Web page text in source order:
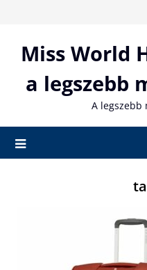
contentMiss World
a legszebb
A legszebb